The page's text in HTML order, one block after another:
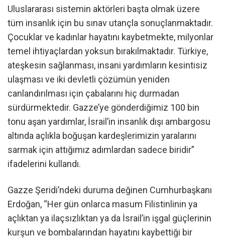
Uluslararası sistemin aktörleri başta olmak üzere
tüm insanlık için bu sınav utançla sonuçlanmaktadır.
Çocuklar ve kadınlar hayatını kaybetmekte, milyonlar
temel ihtiyaçlardan yoksun bırakılmaktadır. Türkiye,
ateşkesin sağlanması, insani yardımların kesintisiz
ulaşması ve iki devletli çözümün yeniden
canlandırılması için çabalarını hiç durmadan
sürdürmektedir. Gazze’ye gönderdiğimiz 100 bin
tonu aşan yardımlar, İsrail’in insanlık dışı ambargosu
altında açlıkla boğuşan kardeşlerimizin yaralarını
sarmak için attığımız adımlardan sadece biridir”
ifadelerini kullandı.
Gazze Şeridi’ndeki duruma değinen Cumhurbaşkanı
Erdoğan, “Her gün onlarca masum Filistinlinin ya
açlıktan ya ilaçsızlıktan ya da İsrail’in işgal güçlerinin
kurşun ve bombalarından hayatını kaybettiği bir